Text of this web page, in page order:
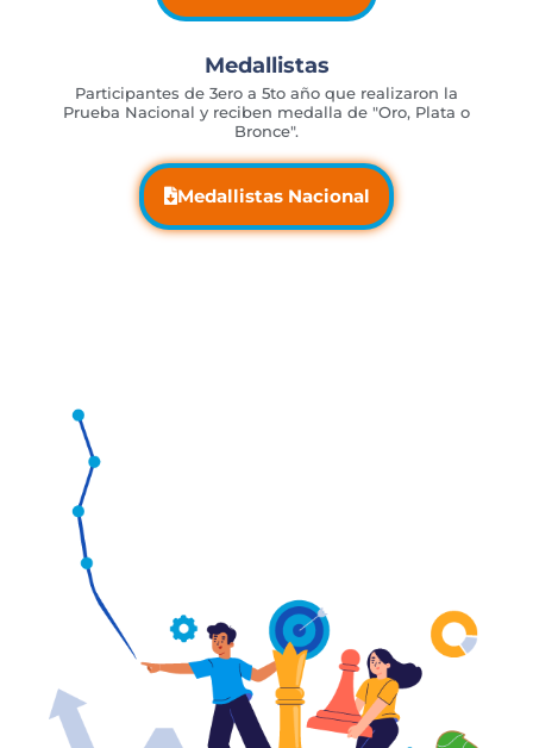
Medallistas
Participantes de 3ero a 5to año que realizaron la
Prueba Nacional y reciben medalla de "Oro, Plata o
Bronce".
Medallistas Nacional